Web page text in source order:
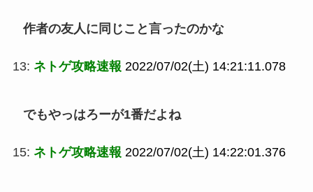
作者の友人に同じこと言ったのかな
13: ネトゲ攻略速報 2022/07/02(土) 14:21:11.078
でもやっはろーが1番だよね
15: ネトゲ攻略速報 2022/07/02(土) 14:22:01.376